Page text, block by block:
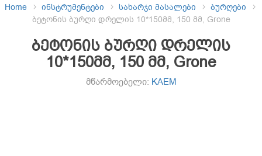
Home ინსტრუმენტები სახარჯი მასალები
ბურღები
ბეტონის ბურღი დრელის 10*150მმ, 150 მმ, Grone
ბეტონის ბურღი დრელის
10*150მმ, 150 მმ, Grone
მწარმოებელი: KAEM